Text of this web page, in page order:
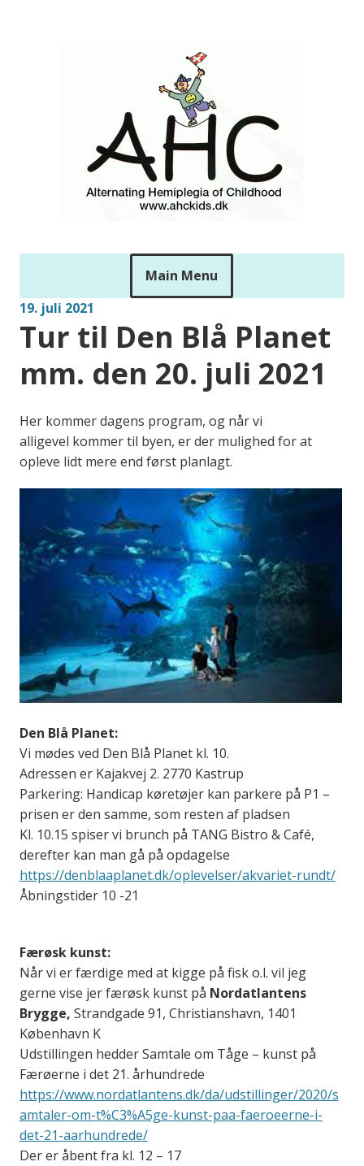
Main Menu
Aktuelt
19. juli 2021
Tur til Den Blå Planet
mm. den 20. juli 2021
Her kommer dagens program, og når vi
alligevel kommer til byen, er der mulighed for at
opleve lidt mere end først planlagt.
Den Blå Planet:
Vi mødes ved Den Blå Planet kl. 10.
Adressen er Kajakvej 2. 2770 Kastrup
Parkering: Handicap køretøjer kan parkere på P1 –
prisen er den samme, som resten af pladsen
Kl. 10.15 spiser vi brunch på TANG Bistro & Café,
derefter kan man gå på opdagelse
https://denblaaplanet.dk/oplevelser/akvariet-rundt/
Åbningstider 10 -21
Færøsk kunst:
Når vi er færdige med at kigge på fisk o.l. vil jeg
gerne vise jer færøsk kunst på Nordatlantens
Brygge, Strandgade 91, Christianshavn, 1401
København K
Udstillingen hedder Samtale om Tåge – kunst på
Færøerne i det 21. århundrede
https://www.nordatlantens.dk/da/udstillinger/2020/s
amtaler-om-t%C3%A5ge-kunst-paa-faeroeerne-i-
det-21-aarhundrede/
Der er åbent fra kl. 12 – 17